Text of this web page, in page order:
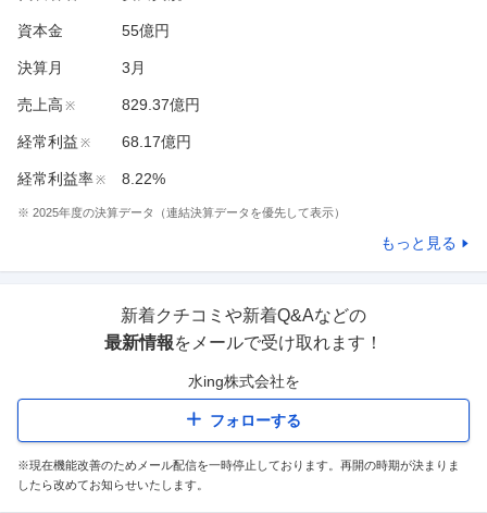
資本金 55億円
決算月 3 月
売上高 ※ 829.37億円
経常利益 ※ 68.17億円
経常利益率※ 8.22%
※ 2025年度の決算データ（連結決算データを優先して表示）
もっと見る
新着クチコミや新着Q&Aなどの
最新情報をメールで受け取れます！
水ing株式会社を
フォローする
※現在機能改善のためメール配信を一時停止しております。再開の時期が決まりま
したら改めてお知らせいたします。